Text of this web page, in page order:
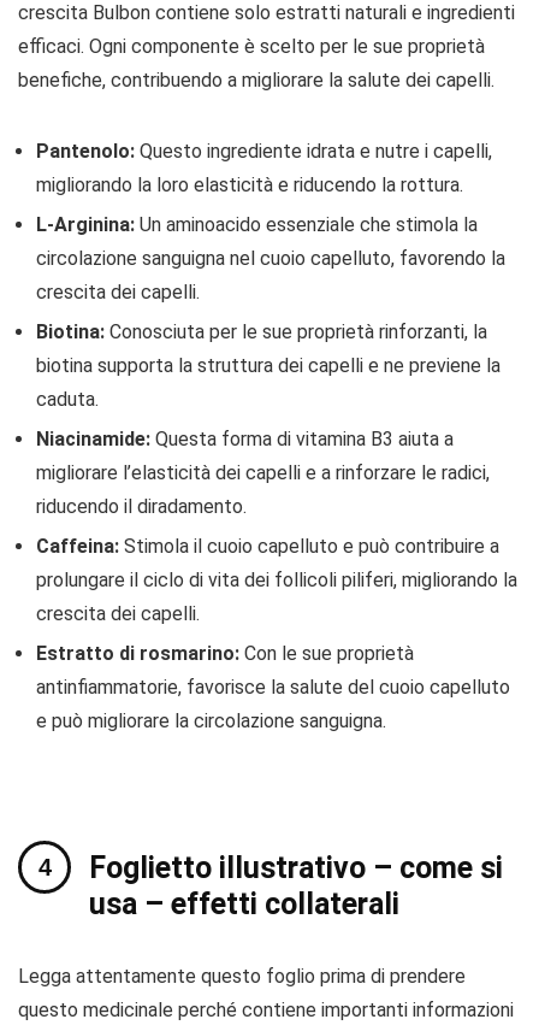
crescita Bulbon contiene solo estratti naturali e ingredienti
efficaci. Ogni componente è scelto per le sue proprietà
benefiche, contribuendo a migliorare la salute dei capelli.
Pantenolo: Questo ingrediente idrata e nutre i capelli,
migliorando la loro elasticità e riducendo la rottura.
L-Arginina: Un aminoacido essenziale che stimola la
circolazione sanguigna nel cuoio capelluto, favorendo la
crescita dei capelli.
Biotina: Conosciuta per le sue proprietà rinforzanti, la
biotina supporta la struttura dei capelli e ne previene la
caduta.
Niacinamide: Questa forma di vitamina B3 aiuta a
migliorare l’elasticità dei capelli e a rinforzare le radici,
riducendo il diradamento.
Caffeina: Stimola il cuoio capelluto e può contribuire a
prolungare il ciclo di vita dei follicoli piliferi, migliorando la
crescita dei capelli.
Estratto di rosmarino: Con le sue proprietà
antinfiammatorie, favorisce la salute del cuoio capelluto
e può migliorare la circolazione sanguigna.
Foglietto illustrativo – come si
usa – effetti collaterali
Legga attentamente questo foglio prima di prendere
questo medicinale perché contiene importanti informazioni